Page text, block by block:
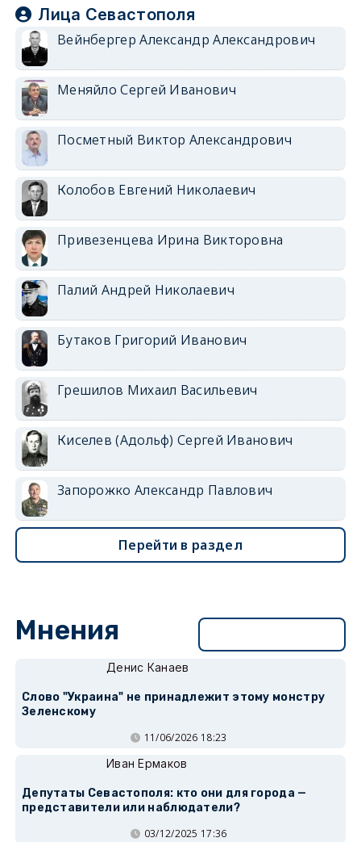
Лица Севастополя
Вейнбергер Александр Александрович
Меняйло Сергей Иванович
Посметный Виктор Александрович
Колобов Евгений Николаевич
Привезенцева Ирина Викторовна
Палий Андрей Николаевич
Бутаков Григорий Иванович
Грешилов Михаил Васильевич
Киселев (Адольф) Сергей Иванович
Запорожко Александр Павлович
Перейти в раздел
Мнения
Денис Канаев
Слово "Украина" не принадлежит этому монстру
Зеленскому
11/06/2026 18:23
Иван Ермаков
Депутаты Севастополя: кто они для города —
представители или наблюдатели?
03/12/2025 17:36